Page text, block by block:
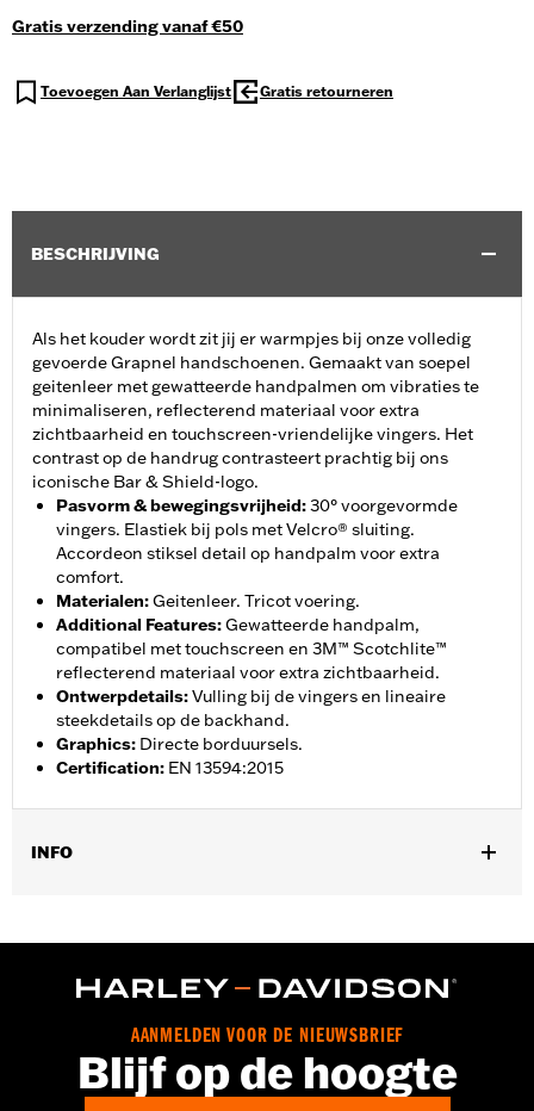
Gratis verzending vanaf €50
Toevoegen Aan Verlanglijst Gratis retourneren
BESCHRIJVING
Als het kouder wordt zit jij er warmpjes bij onze volledig
gevoerde Grapnel handschoenen. Gemaakt van soepel
geitenleer met gewatteerde handpalmen om vibraties te
minimaliseren, reflecterend materiaal voor extra
zichtbaarheid en touchscreen-vriendelijke vingers. Het
contrast op de handrug contrasteert prachtig bij ons
iconische Bar & Shield-logo.
Pasvorm & bewegingsvrijheid:30° voorgevormde
vingers. Elastiek bij pols met Velcro® sluiting.
Accordeon stiksel detail op handpalm voor extra
comfort.
Materialen:Geitenleer. Tricot voering.
Additional Features:Gewatteerde handpalm,
compatibel met touchscreen en 3M™ Scotchlite™
reflecterend materiaal voor extra zichtbaarheid.
Ontwerpdetails:Vulling bij de vingers en lineaire
steekdetails op de backhand.
Graphics: Directe borduursels.
Certification: EN 13594:2015
INFO
Functionele features:Touchscreen compatibel,Reflecterend,
GARANTIE:2 jaar beperkte garantie - Ga naarwww.h-
d.com/garantievoor meer info
Herkomst:Geïmporteerd
AANMELDEN VOOR DE NIEUWSBRIEF
Blijf op de hoogte